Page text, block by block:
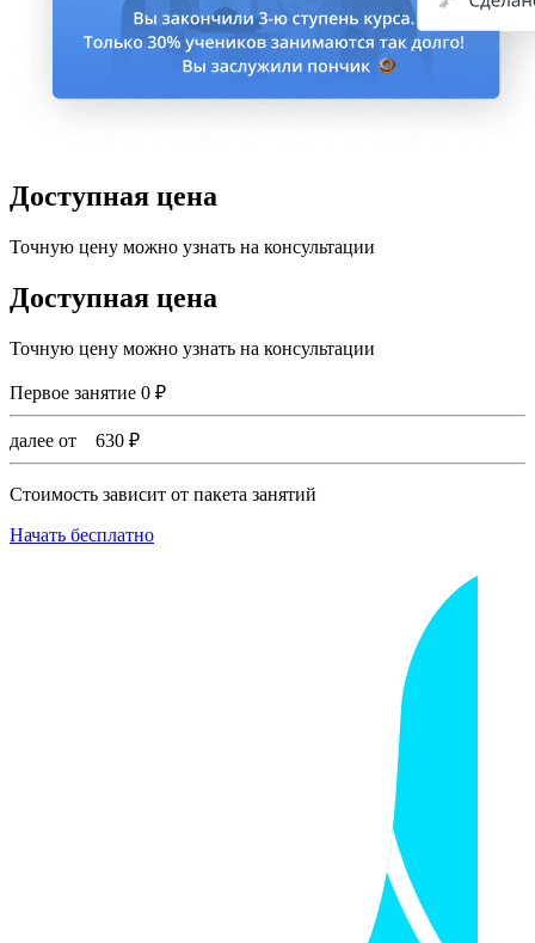
Доступная цена
Точную цену можно узнать на консультации
Доступная цена
Точную цену можно узнать на консультации
Первое занятие 0 ₽
далее от 630 ₽
Стоимость зависит от пакета занятий
Начать бесплатно